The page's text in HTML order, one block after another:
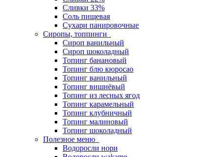
Сливки 33%
Соль пищевая
Сухари панировочные
Сиропы, топпинги
Сироп ванильный
Сироп шоколадный
Топинг банановый
Топинг блю кюросао
Топинг ванильный
Топинг вишнёвый
Топинг из лесных ягод
Топинг карамельный
Топинг клубничный
Топинг малиновый
Топинг шоколадный
Полезное меню
Водоросли нори